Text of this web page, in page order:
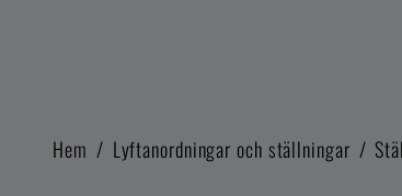
Hem / Lyftanordningar och ställningar /